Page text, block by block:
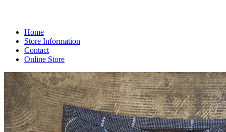
Home
Store Information
Contact
Online Store